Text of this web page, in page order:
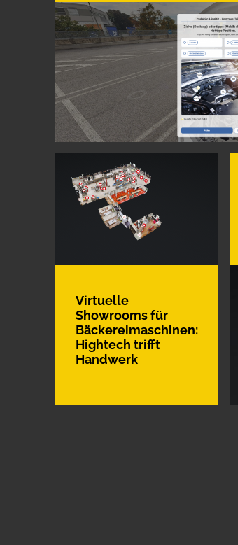
Virtuelle
Showrooms für
Bäckereimaschinen:
Hightech trifft
Handwerk